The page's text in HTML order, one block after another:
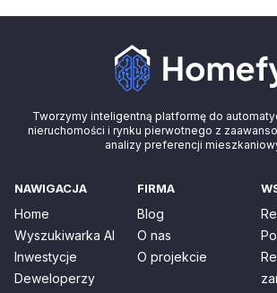
Tworzymy inteligentną platformę do
nieruchomości i rynku pierwotnego z
analizy preferencji
NAWIGACJA
Home
Wyszukiwarka AI
Inwestycje
Deweloperzy
FIRMA
Blog
O nas
O projekcie